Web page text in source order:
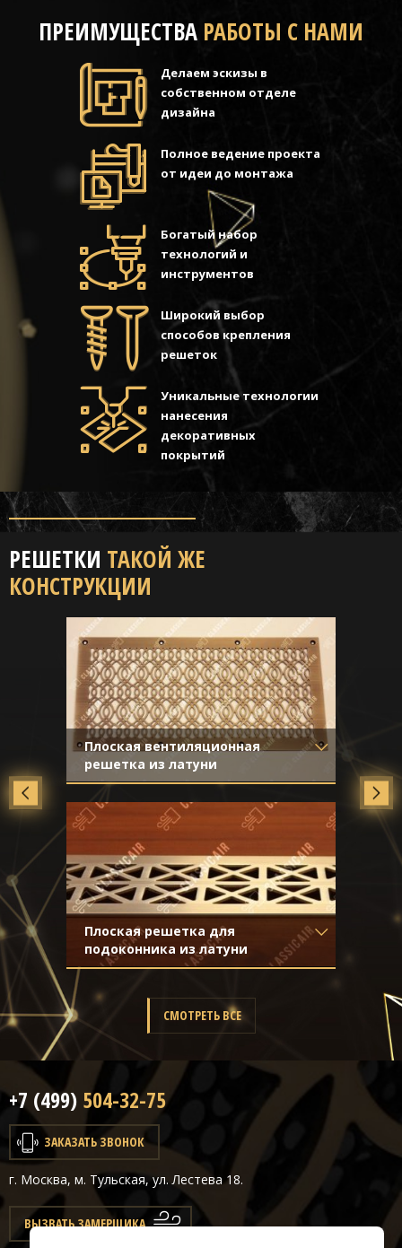
ПРЕИМУЩЕСТВА РАБОТЫ С НАМИ
Делаем эскизы в
собственном отделе
дизайна
Полное ведение проекта
от идеи до монтажа
Богатый набор
технологий и
инструментов
Широкий выбор
способов крепления
решеток
Уникальные технологии
нанесения
декоративных
покрытий
РЕШЕТКИ ТАКОЙ ЖЕ
КОНСТРУКЦИИ
Плоская вентиляционная
решетка из латуни
Материал- Латунь
Отделка- Старение с
направленной риской
Плоская решетка для
подоконника из латуни
Материал- Латунь
СМОТРЕТЬ ВСЕ
+7 (499) 504-32-75
ЗАКАЗАТЬ ЗВОНОК
г. Москва, м. Тульская, ул. Лестева 18.
ВЫЗВАТЬ ЗАМЕРЩИКА